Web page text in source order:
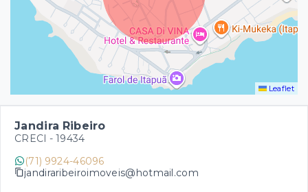
Leaflet
Jandira Ribeiro
CRECI - 19434
(71) 9924-46096
jandiraribeiroimoveis@hotmail.com